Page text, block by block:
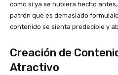
como si ya se hubiera hecho
patrón que es demasiado
contenido se sienta predecible y
Creación de
Atractivo